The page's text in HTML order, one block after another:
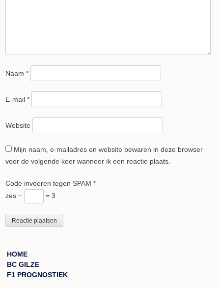
Naam *
E-mail *
Website
Mijn naam, e-mailadres en website bewaren in deze browser
voor de volgende keer wanneer ik een reactie plaats.
Code invoeren tegen SPAM *
zes −
= 3
HOME
BC GILZE
F1 PROGNOSTIEK